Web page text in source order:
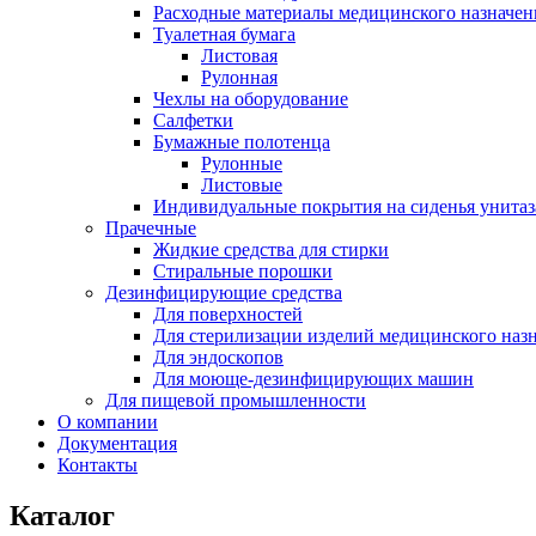
Расходные материалы медицинского
Туалетная бумага
Листовая
Рулонная
Чехлы на оборудование
Салфетки
Бумажные полотенца
Рулонные
Листовые
Индивидуальные покрытия на сиденья
Прачечные
Жидкие средства для стирки
Стиральные порошки
Дезинфицирующие средства
Для поверхностей
Для стерилизации изделий медицинского
Для эндоскопов
Для моюще-дезинфицирующих машин
Для пищевой промышленности
О компании
Документация
Контакты
Каталог